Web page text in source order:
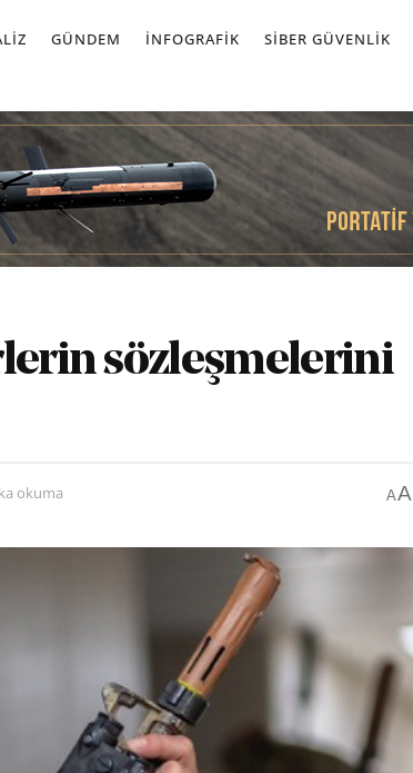
GÜNDEM İNFOGRAFIK SIBER GÜVENLIK
sözleşmelerini
okuma AA